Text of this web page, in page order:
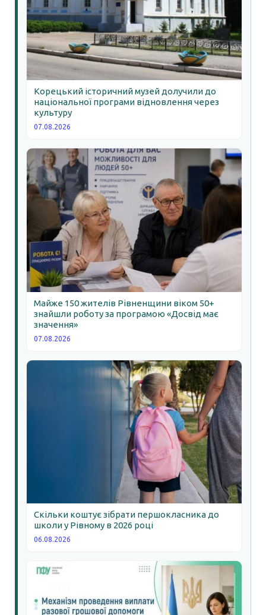
Корецький історичний музей долучили до
національної програми відновлення через
культуру
07.08.2026
Майже 150 жителів Рівненщини віком 50+
знайшли роботу за програмою «Досвід має
значення»
07.08.2026
Скільки коштує зібрати першокласника до
школи у Рівному в 2026 році
06.08.2026